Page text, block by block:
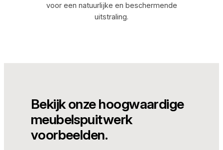
voor een natuurlijke en beschermende
uitstraling.
Bekijk onze hoogwaardige
meubelspuitwerk
voorbeelden.